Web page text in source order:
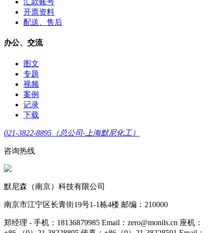
汇款账号
开票资料
配送、售后
办公、交流
图文
专题
视频
案例
记录
下载
021-3822-8895（总公司-上海默尼化工）
咨询热线
默尼森（南京）科技有限公司
南京市江宁区长青街19号1-1栋4楼 邮编：210000
郑经理 - 手机：18136879985 Email：zero@monils.cn 座机：